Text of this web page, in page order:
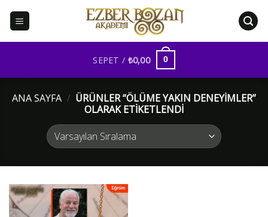
SEPET / ₺0,00 0
ANA SAYFA / ÜRÜNLER “ÖLÜME YAKIN DENEYIMLER”
OLARAK ETIKETLENDI